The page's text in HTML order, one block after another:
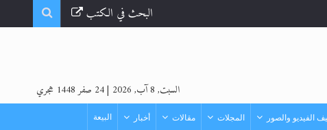
البحث في الكتب
السبت, 8 آب, 2026 |24 صفر 1448 هجري
الفيديو والصور المجلات مقالات أخبار البيعة